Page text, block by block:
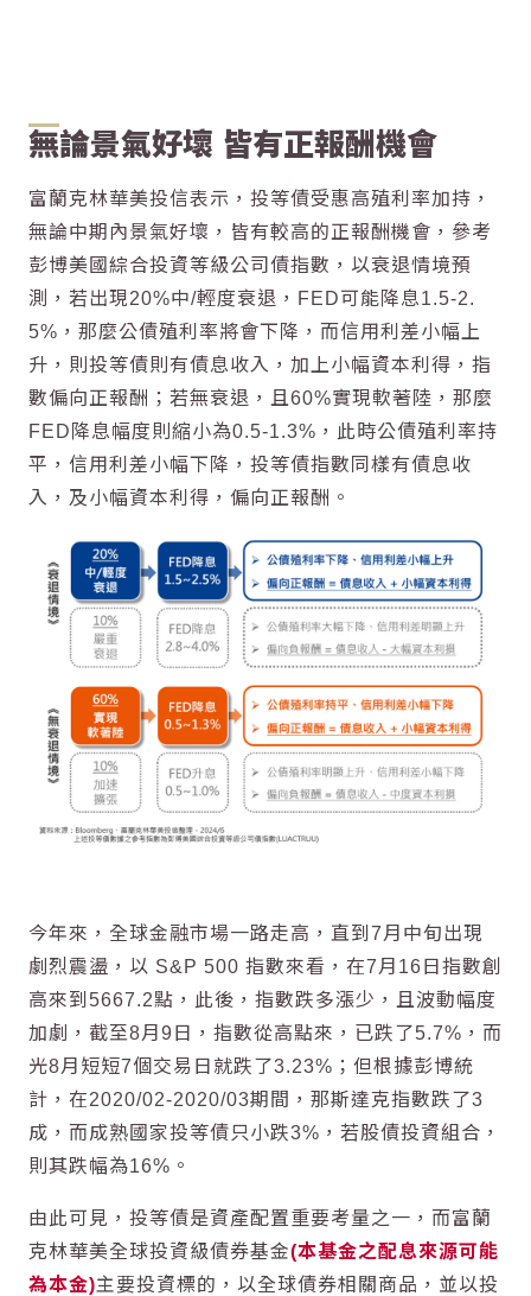
無論景氣好壞 皆有正報酬機會
富蘭克林華美投信表示，投等債受惠高殖利率加持，
無論中期內景氣好壞，皆有較高的正報酬機會，參考
彭博美國綜合投資等級公司債指數，以衰退情境預
測，若出現20%中/輕度衰退，FED可能降息1.5-2.
5%，那麼公債殖利率將會下降，而信用利差小幅上
升，則投等債則有債息收入，加上小幅資本利得，指
數偏向正報酬；若無衰退，且60%實現軟著陸，那麼
FED降息幅度則縮小為0.5-1.3%，此時公債殖利率持
平，信用利差小幅下降，投等債指數同樣有債息收
入，及小幅資本利得，偏向正報酬。
今年來，全球金融市場一路走高，直到7月中旬出現
劇烈震盪，以 S&P 500 指數來看，在7月16日指數創
高來到5667.2點，此後，指數跌多漲少，且波動幅度
加劇，截至8月9日，指數從高點來，已跌了5.7%，而
光8月短短7個交易日就跌了3.23%；但根據彭博統
計，在2020/02-2020/03期間，那斯達克指數跌了3
成，而成熟國家投等債只小跌3%，若股債投資組合，
則其跌幅為16%。
由此可見，投等債是資產配置重要考量之一，而富蘭
克林華美全球投資級債券基金(本基金之配息來源可能
為本金)主要投資標的，以全球債券相關商品，並以投